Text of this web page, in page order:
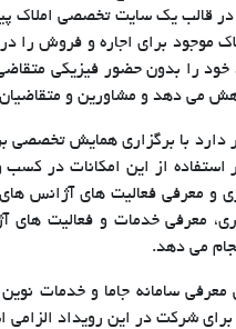
قالب یک سایت تخصصی املاک
موجود برای اجاره و فروش را در
خود را بدون حضور فیزیکی
می دهد و مشاورین و متقاضیان
دارد با برگزاری همایش تخصصی
استفاده از این امکانات در
و معرفی فعالیت های آژانس
معرفی خدمات و فعالیت های
می دهد.
سامانه جاما و خدمات نوین
برای شرکت در این رویداد